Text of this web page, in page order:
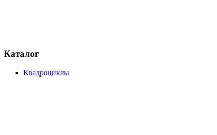
Каталог
Квадроциклы